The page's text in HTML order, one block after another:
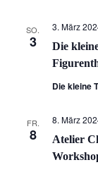
SO.
3
Die
3. März
Die kleine
FR.
8
Atelier
8. März